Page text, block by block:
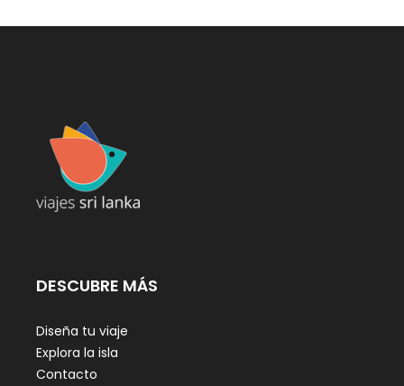
DESCUBRE MÁS
Diseña tu viaje
Explora la isla
Contacto